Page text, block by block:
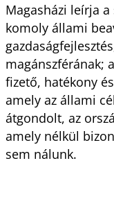
Magasházi leírja
komoly állami
magánszférának;
fizető, hatékony
amely az állami
átgondolt, az
amely nélkül
sem nálunk.